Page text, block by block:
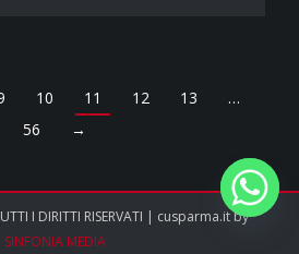
10 11 12 13
…
56
→
I DIRITTI RISERVATI | cusparma.it by
SINFONIA MEDIA